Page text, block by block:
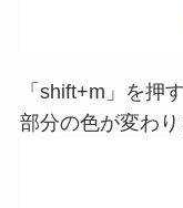
「shift+m」を押
部分の色が変わり